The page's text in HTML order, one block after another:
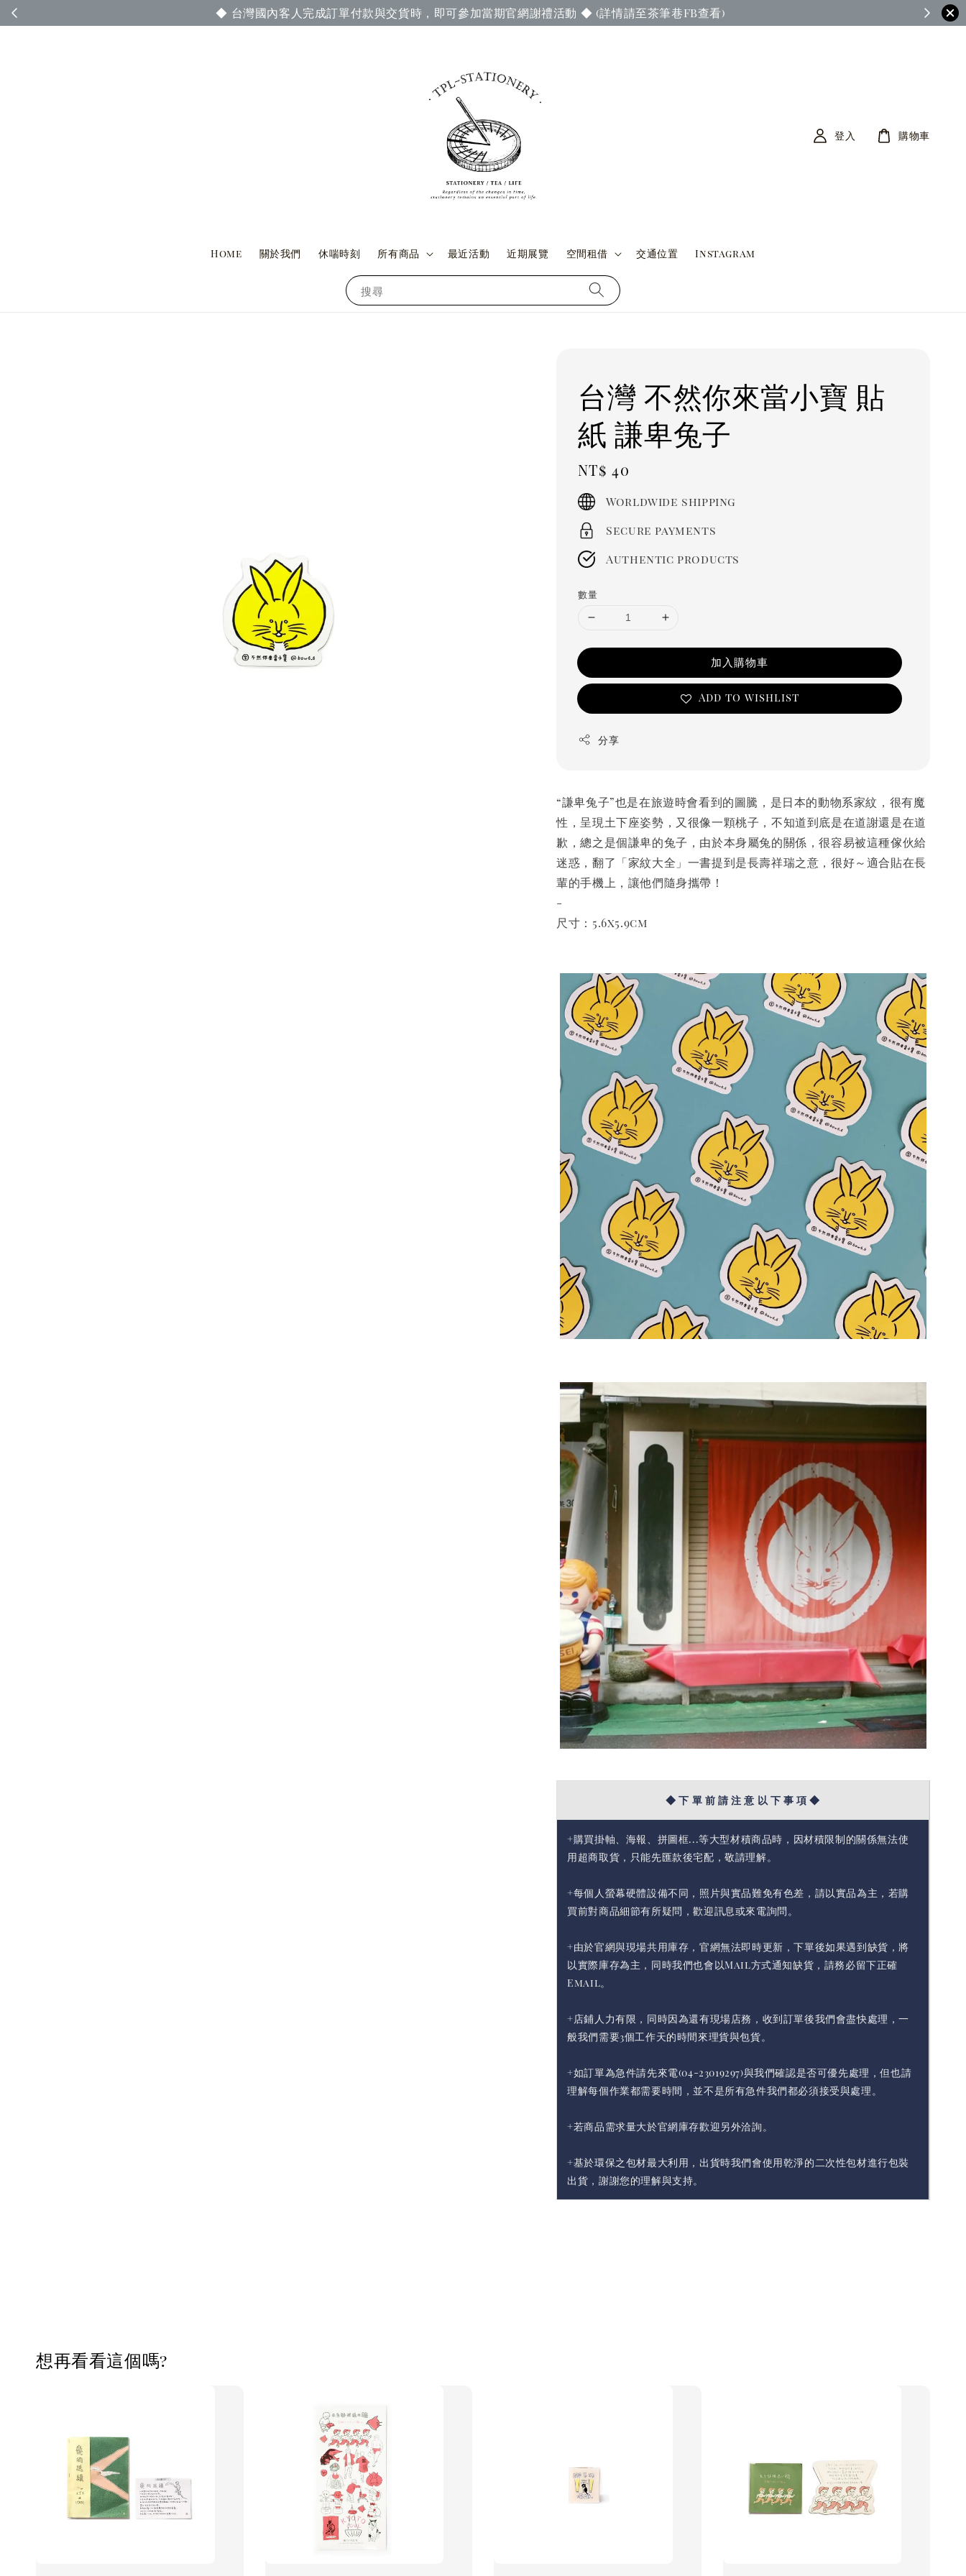
◆ 台灣國內客人完成訂單付款與交貨時，即可參加當期官網謝禮活動 ◆ (詳情請至茶筆巷FB查看)
搜尋
Home 關於我們 休喘時刻 所有商品 最近活動 近期展覽 空間租借 交通位置 Instagram
登入 購物車
台灣 不然你來當小寶 貼
紙 謙卑兔子
Regular
price
NT$ 40
Worldwide shipping
Secure payments
Authentic products
數量
加入購物車
Add to wishlist
分享
“謙卑兔子”也是在旅遊時會看到的圖騰，是日本的動物系家紋，很有魔
性，呈現土下座姿勢，又很像一顆桃子，不知道到底是在道謝還是在道
歉，總之是個謙卑的兔子，由於本身屬兔的關係，很容易被這種傢伙給
迷惑，翻了「家紋大全」一書提到是長壽祥瑞之意，很好～適合貼在長
輩的手機上，讓他們隨身攜帶！
-
尺寸：5.6x5.9cm
◆ 下 單 前 請 注 意 以 下 事 項 ◆
+購買掛軸、海報、拼圖框...等大型材積商品時，因材積限制的關係無法使
用超商取貨，只能先匯款後宅配，敬請理解。
+每個人螢幕硬體設備不同，照片與實品難免有色差，請以實品為主，若購
買前對商品細節有所疑問，歡迎訊息或來電詢問。
+由於官網與現場共用庫存，官網無法即時更新，下單後如果遇到缺貨，將
以實際庫存為主，同時我們也會以Mail方式通知缺貨，請務必留下正確
Email。
+店鋪人力有限，同時因為還有現場店務，收到訂單後我們會盡快處理，一
般我們需要3個工作天的時間來理貨與包貨。
+如訂單為急件請先來電(04-23019297)與我們確認是否可優先處理，但也請
理解每個作業都需要時間，並不是所有急件我們都必須接受與處理。
+若商品需求量大於官網庫存歡迎另外洽詢。
+基於環保之包材最大利用，出貨時我們會使用乾淨的二次性包材進行包裝
出貨，謝謝您的理解與支持。
想再看看這個嗎?